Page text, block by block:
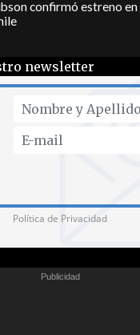
confirmó estreno en
newsletter
Política de Privacidad